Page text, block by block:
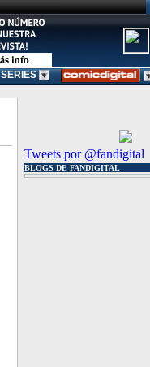
SERIES
Tweets por @fandigital
BLOGS DE FANDIGITAL